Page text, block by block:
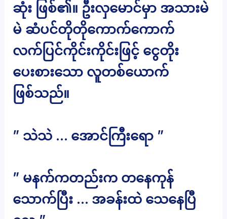
ဆုံး ဖြစ်၏။ ဦးလှမောင်မှာ အသားမဲ
မဲ ဆံပင်တိုတိုကောက်ကောက်
လက်ပြင်ကိုင်းကိုင်းဖြင့် ငွေတိုး
ပေးစားသော လူတစ်ယောက်
ဖြစ်သည်။
” သဲသဲ … အောင်ကြီးရော ”
” မနက်ကတည်းက တနေကုန်
သောက်ပြီး … အခန်းထဲ သေနေပြီ